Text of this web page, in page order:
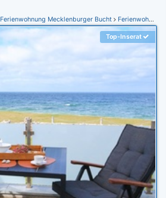
Ferienwohnung Mecklenburger Bucht Ferienwohnung Rerik OT Meschendorf
Top-Inserat